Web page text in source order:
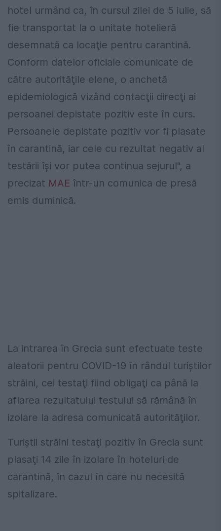
hotel urmând ca, în cursul zilei de 5 iulie, să
fie transportat la o unitate hotelieră
desemnată ca locaţie pentru carantină.
Conform datelor oficiale comunicate de
către autorităţile elene, o anchetă
epidemiologică vizând contacţii direcţi ai
persoanei depistate pozitiv este în curs.
Persoanele depistate pozitiv vor fi plasate
în carantină, iar cele cu rezultat negativ al
testării îşi vor putea continua sejurul", a
precizat MAE într-un comunica de presă
emis duminică.
La intrarea în Grecia sunt efectuate teste
aleatorii pentru COVID-19 în rândul turiştilor
străini, cei testaţi fiind obligaţi ca până la
aflarea rezultatului testului să rămână în
izolare la adresa comunicată autorităţilor.
Turiştii străini testaţi pozitiv în Grecia sunt
plasaţi 14 zile în izolare în hoteluri de
carantină, în cazul în care nu necesită
spitalizare.